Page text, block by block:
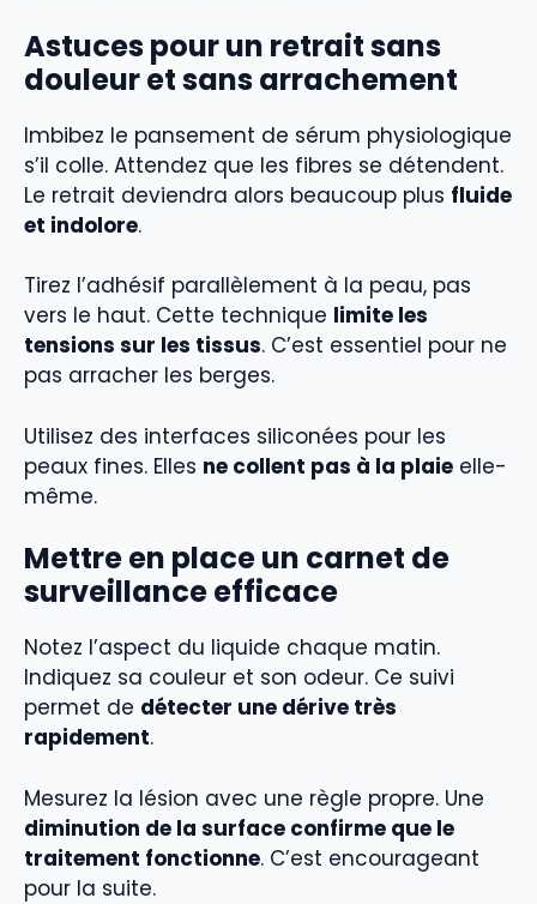
Astuces pour un retrait sans
douleur et sans arrachement
Imbibez le pansement de sérum physiologique
s’il colle. Attendez que les fibres se détendent.
Le retrait deviendra alors beaucoup plus fluide
et indolore.
Tirez l’adhésif parallèlement à la peau, pas
vers le haut. Cette technique limite les
tensions sur les tissus. C’est essentiel pour ne
pas arracher les berges.
Utilisez des interfaces siliconées pour les
peaux fines. Elles ne collent pas à la plaie elle-
même.
Mettre en place un carnet de
surveillance efficace
Notez l’aspect du liquide chaque matin.
Indiquez sa couleur et son odeur. Ce suivi
permet de détecter une dérive très
rapidement.
Mesurez la lésion avec une règle propre. Une
diminution de la surface confirme que le
traitement fonctionne. C’est encourageant
pour la suite.